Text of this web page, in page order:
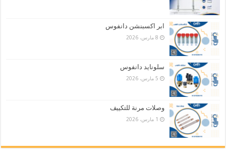
ابر اكسبنشن دانفوس
8 مارس، 2026
سلونايد دانفوس
5 مارس، 2026
وصلات مرنة للتكييف
1 مارس، 2026